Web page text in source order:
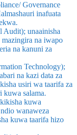
Governance
inafuata
Audit); unaainisha
na iwapo
na kanuni za
Technology);
na kazi data za
usiri wa taarifa za
kuwa salama.
kuwa
wanaweza
kuwa taarifa hizo